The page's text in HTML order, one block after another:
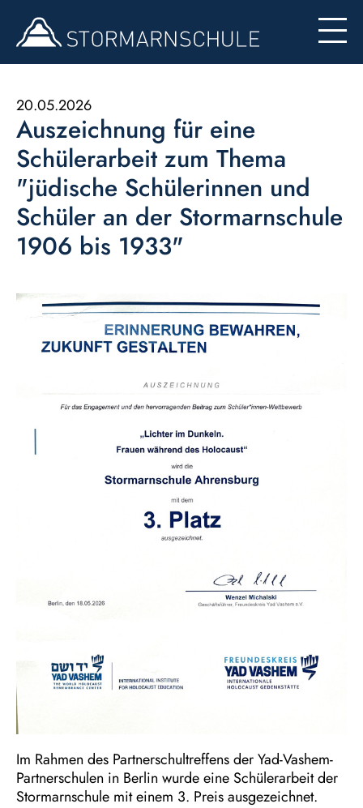
Begabten- und Begabungsförderung (LemaS)
Berufsinfo
Konzept zur Nutzung der Ipads
Für Eltern
Formulare
20.05.2026
Auszeichnung für eine
Schülerarbeit zum Thema
"jüdische Schülerinnen und
Schüler an der Stormarnschule
1906 bis 1933"
Im Rahmen des Partnerschultreffens der Yad-Vashem-
Partnerschulen in Berlin wurde eine Schülerarbeit der
Stormarnschule mit einem 3. Preis ausgezeichnet.